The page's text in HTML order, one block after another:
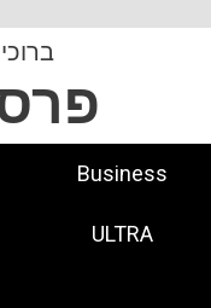
Business
ULTRA